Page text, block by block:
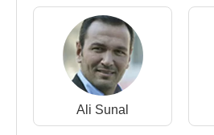
Ali Sunal